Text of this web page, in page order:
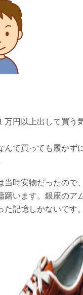
万円以上出して買う
んて買っても履かず
当時安物だったので
躇います。銀座のア
記憶しかないです。